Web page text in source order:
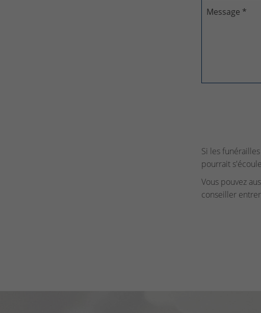
Message *
Si les
pourrait
Vous pouvez
conseiller